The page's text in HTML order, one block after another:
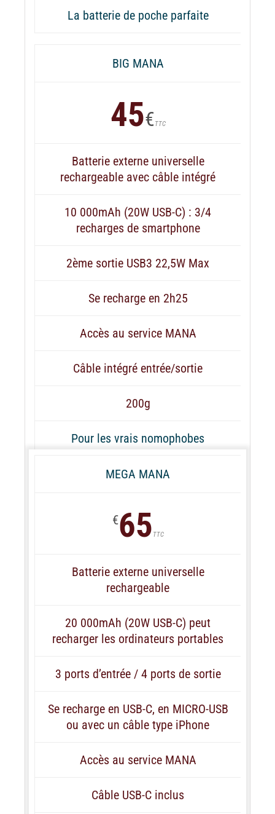
La batterie de poche parfaite
BIG MANA
45€ TTC
Batterie externe universelle
rechargeable avec câble intégré
10 000mAh (20W USB-C) : 3/4
recharges de smartphone
2ème sortie USB3 22,5W Max
Se recharge en 2h25
Accès au service MANA
Câble intégré entrée/sortie
200g
Pour les vrais nomophobes
MEGA MANA
€65 TTC
Batterie externe universelle
rechargeable
20 000mAh (20W USB-C) peut
recharger les ordinateurs portables
3 ports d’entrée / 4 ports de sortie
Se recharge en USB-C, en MICRO-USB
ou avec un câble type iPhone
Accès au service MANA
Câble USB-C inclus